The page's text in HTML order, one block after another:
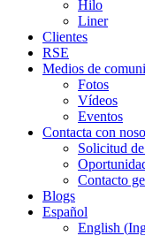
Hilo
Liner
Clientes
RSE
Medios de
Fotos
Vídeos
Eventos
Contacta con
Solicitud
Contacto
Blogs
Español
English (